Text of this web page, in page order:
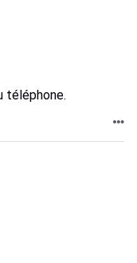
téléphone.